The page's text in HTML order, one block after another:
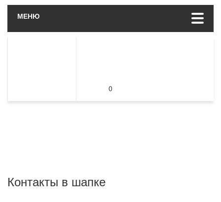
МЕНЮ
0
Контакты в шапке